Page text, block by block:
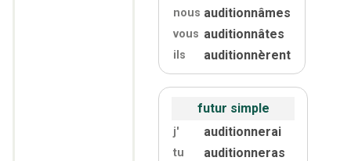
nous auditionnâmes
vous auditionnâtes
ils auditionnèrent
futur simple
j' auditionnerai
tu auditionneras